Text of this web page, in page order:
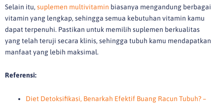
Selain itu, suplemen multivitamin biasanya mengandung berbagai
vitamin yang lengkap, sehingga semua kebutuhan vitamin kamu
dapat terpenuhi. Pastikan untuk memilih suplemen berkualitas
yang telah teruji secara klinis, sehingga tubuh kamu mendapatkan
manfaat yang lebih maksimal.
Referensi:
Diet Detoksifikasi, Benarkah Efektif Buang Racun Tubuh? –